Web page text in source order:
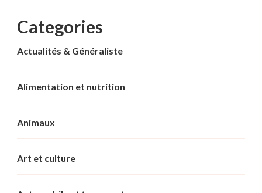
Categories
Actualités & Généraliste
Alimentation et nutrition
Animaux
Art et culture